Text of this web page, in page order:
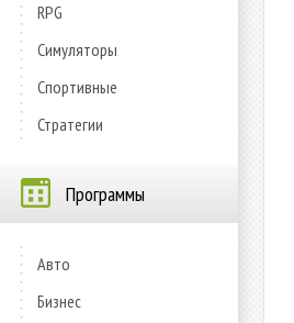
RPG
Симуляторы
Спортивные
Стратегии
Программы
Авто
Бизнес